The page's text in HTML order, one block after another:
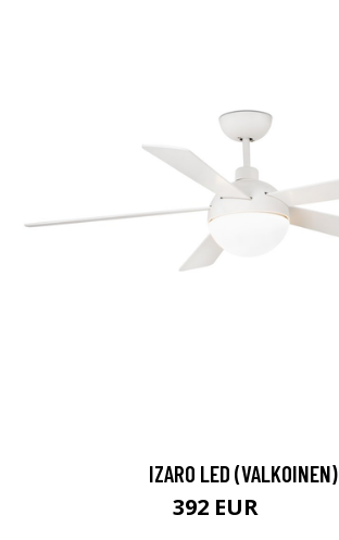
IZARO LED (VALKOINEN)
392 EUR